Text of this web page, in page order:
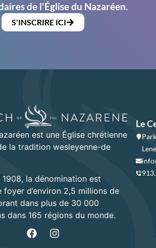
de l'Église du Nazaréen.
S'INSCRIRE ICI
est une Église chrétienne
la tradition wesleyenne-de
1908, la dénomination est
foyer d’environ 2,5 millions de
dans plus de 30 000
dans 165 régions du monde.
Le